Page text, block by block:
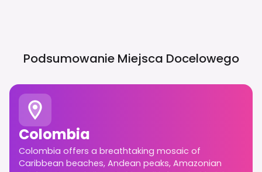
Podsumowanie Miejsca Docelowego
Colombia
Colombia offers a breathtaking mosaic of
Caribbean beaches, Andean peaks, Amazonian